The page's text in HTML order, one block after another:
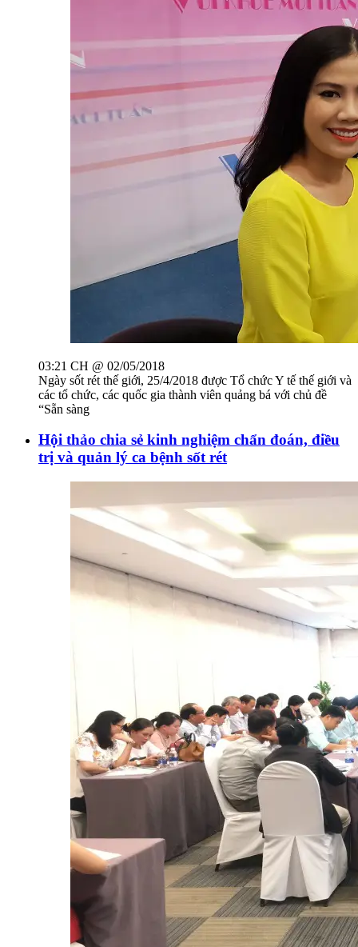
03:21 CH @ 02/05/2018
Ngày sốt rét thế giới, 25/4/2018 được Tổ chức Y tế thế giới và
các tổ chức, các quốc gia thành viên quảng bá với chủ đề
“Sẵn sàng
Hội thảo chia sẻ kinh nghiệm chẩn đoán, điều
trị và quản lý ca bệnh sốt rét